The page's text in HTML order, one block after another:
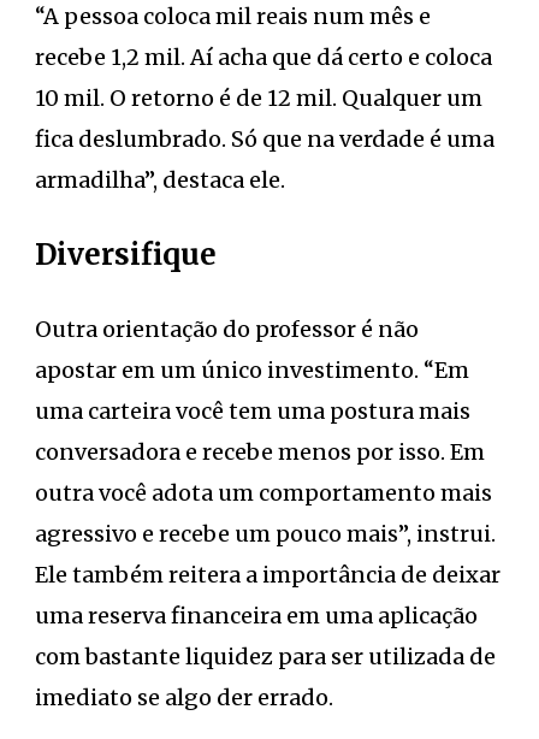
“A pessoa coloca mil reais num mês e
recebe 1,2 mil. Aí acha que dá certo e coloca
10 mil. O retorno é de 12 mil. Qualquer um
fica deslumbrado. Só que na verdade é uma
armadilha”, destaca ele.
Diversifique
Outra orientação do professor é não
apostar em um único investimento. “Em
uma carteira você tem uma postura mais
conversadora e recebe menos por isso. Em
outra você adota um comportamento mais
agressivo e recebe um pouco mais”, instrui.
Ele também reitera a importância de deixar
uma reserva financeira em uma aplicação
com bastante liquidez para ser utilizada de
imediato se algo der errado.